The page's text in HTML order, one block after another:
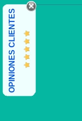
OPINIONES CLIENTES